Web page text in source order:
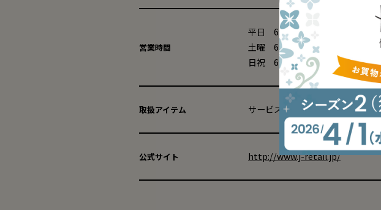
営業時間
平日 6:15～23:30
土曜 6:15～23:30
日祝 6:15～22:30
取扱アイテム サービス・その他
公式サイト http://www.j-retail.jp/